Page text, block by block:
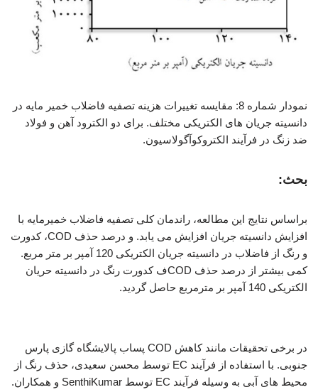
نمودار شماره 8: مقایسه تغییرات هزینه تصفیه فاضلاب خمیر مایه در
دانسیته جریان های الکتریکی مختلف. برای دو الکترود آهن و فولاد
ضد زنگ در فرآیند الکتروکوآگولاسیون.
بحث:
براساس نتایج این مطالعه، راندمان کلی تصفیه فاضلاب خمیرمایه با
افزایش دانسیته جریان افزایش می یابد. و درصد حذف COD، کدورت
و رنگ از فاضلاب در دانسیته جریان الکتریکی 120 آمپر بر متر مربع.
کمی بیشتر از درصد حذف CODف کدورت رنگ در دانسیته حریان
الکتریکی 140 آمپر بر مترمربع حاصل گردید.
در برخی تحقیقات مانند کاهش COD پساب پالایشگاه گازی پارس
جنوبی. با استفاده از فرآیند EC توسط محسن سعیدی، حذف رنگ از
محیط های آبی به وسیله فرآیند EC توسط SenthiKumar و همکاران.